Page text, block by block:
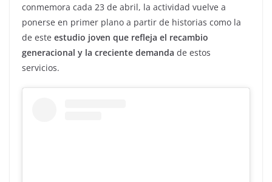
conmemora cada 23 de abril, la actividad vuelve a
ponerse en primer plano a partir de historias como la
de este estudio joven que refleja el recambio
generacional y la creciente demanda de estos
servicios.